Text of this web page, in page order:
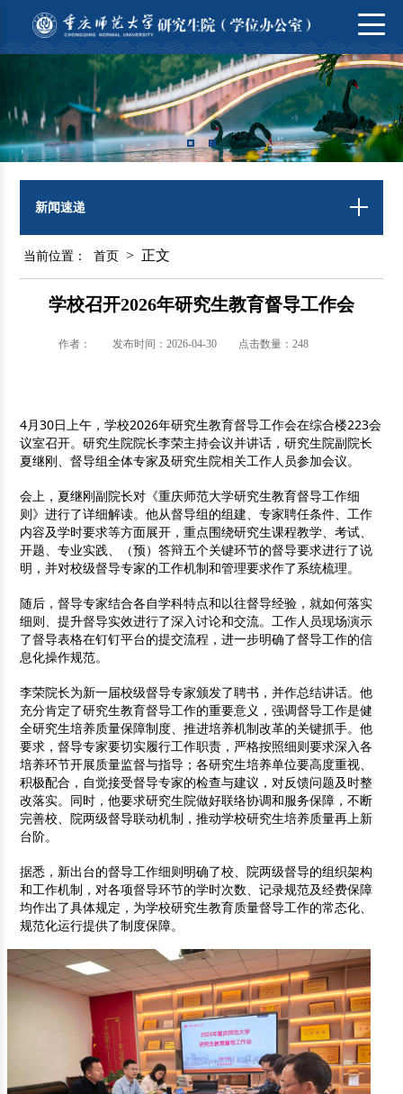
新闻速递
当前位置： 首页 > 正文
学校召开2026年研究生教育督导工作会
作者： 发布时间：2026-04-30 点击数量： 248
4月30日上午，学校2026年研究生教育督导工作会在综合楼223会
议室召开。研究生院院长李荣主持会议并讲话，研究生院副院长
夏继刚、督导组全体专家及研究生院相关工作人员参加会议。
会上，夏继刚副院长对《重庆师范大学研究生教育督导工作细
则》进行了详细解读。他从督导组的组建、专家聘任条件、工作
内容及学时要求等方面展开，重点围绕研究生课程教学、考试、
开题、专业实践、（预）答辩五个关键环节的督导要求进行了说
明，并对校级督导专家的工作机制和管理要求作了系统梳理。
随后，督导专家结合各自学科特点和以往督导经验，就如何落实
细则、提升督导实效进行了深入讨论和交流。工作人员现场演示
了督导表格在钉钉平台的提交流程，进一步明确了督导工作的信
息化操作规范。
李荣院长为新一届校级督导专家颁发了聘书，并作总结讲话。他
充分肯定了研究生教育督导工作的重要意义，强调督导工作是健
全研究生培养质量保障制度、推进培养机制改革的关键抓手。他
要求，督导专家要切实履行工作职责，严格按照细则要求深入各
培养环节开展质量监督与指导；各研究生培养单位要高度重视、
积极配合，自觉接受督导专家的检查与建议，对反馈问题及时整
改落实。同时，他要求研究生院做好联络协调和服务保障，不断
完善校、院两级督导联动机制，推动学校研究生培养质量再上新
台阶。
据悉，新出台的督导工作细则明确了校、院两级督导的组织架构
和工作机制，对各项督导环节的学时次数、记录规范及经费保障
均作出了具体规定，为学校研究生教育质量督导工作的常态化、
规范化运行提供了制度保障。